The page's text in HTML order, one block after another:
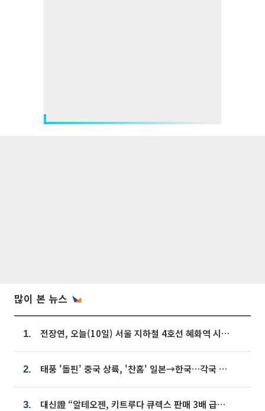
많이 본 뉴스
1. 전장연, 오늘(10일) 서울 지하철 4호선 혜화역 시위…1호선 용산역 무정차
2. 태풍 '돌핀' 중국 상륙, '찬홈' 일본→한국…각국 기상청 예상 경로는?
3. 대신證 “알테오젠, 키트루다 큐렉스 판매 3배 급증…목표가 41만원 상향”